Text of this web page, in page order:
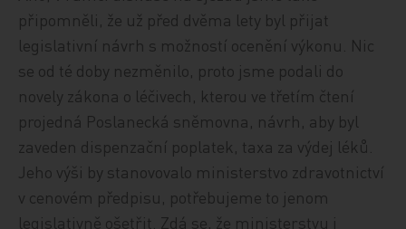
připomněli, že už před dvěma lety byl přijat
legislativní návrh s možností ocenění výkonu. Nic
se od té doby nezměnilo, proto jsme podali do
novely zákona o léčivech, kterou ve třetím čtení
projedná Poslanecká sněmovna, návrh, aby byl
zaveden dispenzační poplatek, taxa za výdej léků.
Jeho výši by stanovovalo ministerstvo zdravotnictví
v cenovém předpisu, potřebujeme to jenom
legislativně ošetřit. Zdá se, že ministerstvu i